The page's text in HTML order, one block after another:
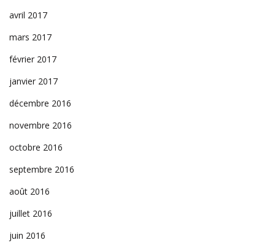
avril 2017
mars 2017
février 2017
janvier 2017
décembre 2016
novembre 2016
octobre 2016
septembre 2016
août 2016
juillet 2016
juin 2016